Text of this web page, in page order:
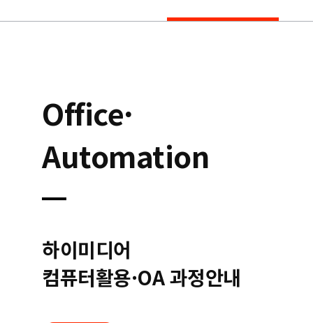
Office·
Automation
하이미디어
컴퓨터활용·OA 과정안내